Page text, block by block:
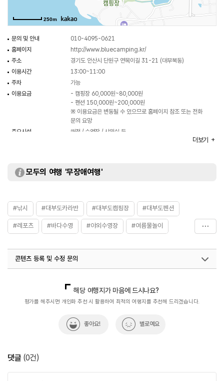
250m
문의 및 안내
010-4095-0621
홈페이지
http://www.bluecamping.kr/
주소
경기도 안산시 단원구 연목이길 31-21 (대부북동)
이용시간
13:00~11:00
주차
가능
이용요금
- 캠핑장 60,000원~80,000원
- 펜션 150,000원~200,000원
※ 이용요금은 변동될 수 있으므로 홈페이지 참조 또는 전화
문의 요망
주요시설
매점 / 수영장 / 샤워실 등
더보기
모두의 여행 '무장애여행'
#낚시 #대부도카라반 #대부도캠핑장 #대부도펜션
#레포츠 #바다수영 #야외수영장 #여름물놀이
콘텐츠 등록 및 수정 문의
해당 여행지가 마음에 드시나요?
평가를 해주시면 개인화 추천 시 활용하여 최적의 여행지를 추천해 드리겠습니다.
좋아요! 별로예요
댓글 (0건)